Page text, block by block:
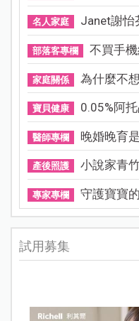
名人家庭 Janet謝怡
部落客專欄 不買手
家庭關係 為什麼不
寶貝健康 0.05%阿
醫師專欄 晚婚晚育
產後照護 小說家青
專家專欄 守護寶寶
試用募集